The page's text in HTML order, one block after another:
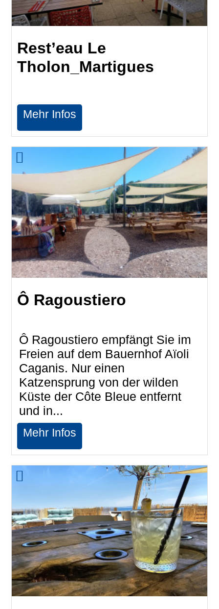
Rest’eau Le
Tholon_Martigues
Mehr Infos
Ô Ragoustiero
Ô Ragoustiero empfängt Sie im
Freien auf dem Bauernhof Aïoli
Caganis. Nur einen
Katzensprung von der wilden
Küste der Côte Bleue entfernt
und in...
Mehr Infos